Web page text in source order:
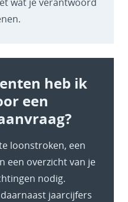
heb ik
een
loonstroken, een
een overzicht van je
nodig.
jaarcijfers